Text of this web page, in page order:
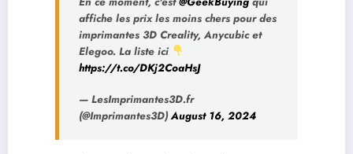
affiche les prix les moins chers pour des
imprimantes 3D Creality, Anycubic et
Elegoo. La liste ici
https://t.co/DKj2CoaHsJ
— LesImprimantes3D.fr
(@Imprimantes3D)August 16, 2024